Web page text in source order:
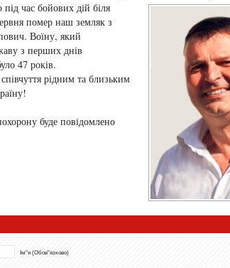
час бойових дій біля
помер наш земляк з
Воїну, який
з перших днів
47 років.
рідним та близьким
буде повідомлено
Ім"я (Обов"язково)